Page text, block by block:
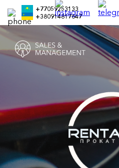
+380914817647
+77059253133